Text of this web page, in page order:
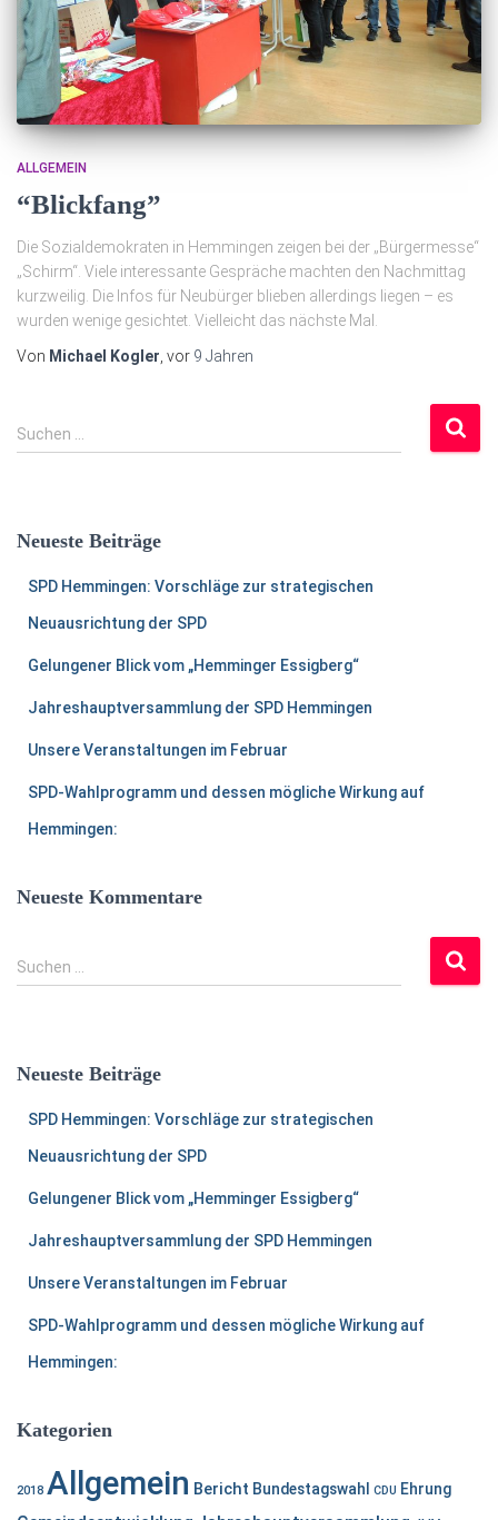
ALLGEMEIN
“Blickfang”
Die Sozialdemokraten in Hemmingen zeigen bei der „Bürgermesse“
„Schirm“. Viele interessante Gespräche machten den Nachmittag
kurzweilig. Die Infos für Neubürger blieben allerdings liegen – es
wurden wenige gesichtet. Vielleicht das nächste Mal.
Von Michael Kogler , vor 9 Jahren
S
u
n
Suchen …
Neueste Beiträge
SPD Hemmingen: Vorschläge zur strategischen
Neuausrichtung der SPD
Gelungener Blick vom „Hemminger Essigberg“
Jahreshauptversammlung der SPD Hemmingen
Unsere Veranstaltungen im Februar
SPD-Wahlprogramm und dessen mögliche Wirkung auf
Hemmingen:
Neueste Kommentare
S
u
n
Suchen …
Neueste Beiträge
SPD Hemmingen: Vorschläge zur strategischen
Neuausrichtung der SPD
Gelungener Blick vom „Hemminger Essigberg“
Jahreshauptversammlung der SPD Hemmingen
Unsere Veranstaltungen im Februar
SPD-Wahlprogramm und dessen mögliche Wirkung auf
Hemmingen:
Kategorien
2018 Allgemein Bericht Bundestagswahl CDU Ehrung